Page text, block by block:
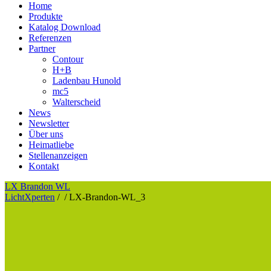
Home
Produkte
Katalog Download
Referenzen
Partner
Contour
H+B
Ladenbau Hunold
mc5
Walterscheid
News
Newsletter
Über uns
Heimatliebe
Stellenanzeigen
Kontakt
LX Brandon WL
LichtXperten / /LX-Brandon-WL_3